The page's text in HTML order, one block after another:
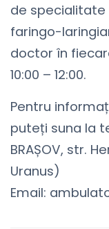
de
faringo-
doctor în
10:00 – 12:00.
Pentru
puteți suna la
BRAȘOV, str.
Uranus)
Email: